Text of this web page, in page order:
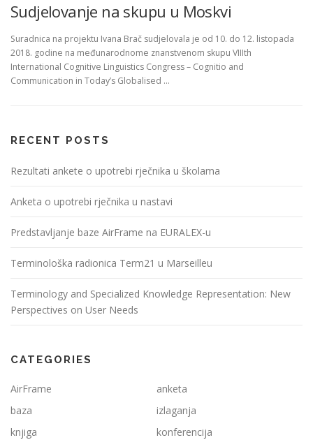
Sudjelovanje na skupu u Moskvi
Suradnica na projektu Ivana Brač sudjelovala je od 10. do 12. listopada
2018. godine na međunarodnome znanstvenom skupu VIIIth
International Cognitive Linguistics Congress – Cognitio and
Communication in Today’s Globalised …
RECENT POSTS
Rezultati ankete o upotrebi rječnika u školama
Anketa o upotrebi rječnika u nastavi
Predstavljanje baze AirFrame na EURALEX-u
Terminološka radionica Term21 u Marseilleu
Terminology and Specialized Knowledge Representation: New
Perspectives on User Needs
CATEGORIES
AirFrame
anketa
baza
izlaganja
knjiga
konferencija